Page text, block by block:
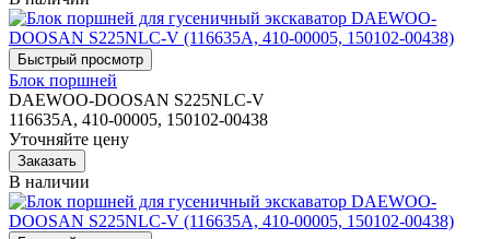
Блок поршней
DAEWOO-DOOSAN S225NLC-V
116635A, 410-00005, 150102-00438
Уточняйте цену
В наличии